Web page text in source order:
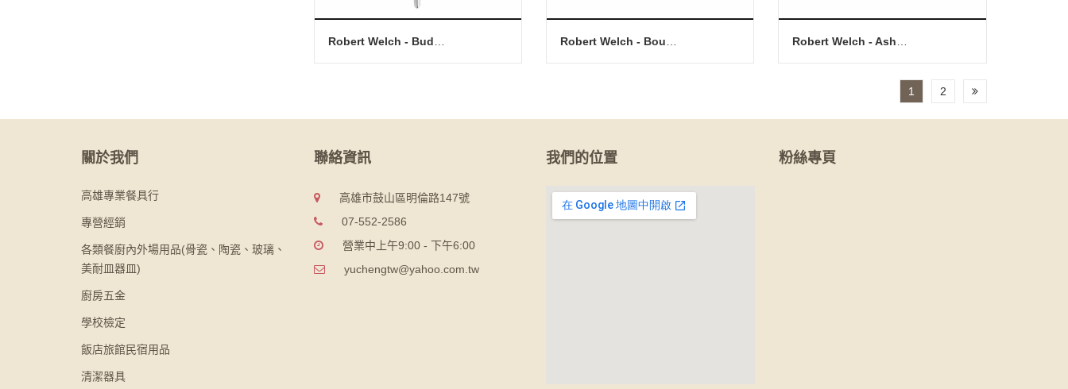
Robert Welch - Bud (BR) 點心匙 Robert Welch - Bourton (BR) 點心匙 Robert Welch - Ashbury (BR) 點心匙
1 2
關於我們
高雄專業餐具行
專營經銷
各類餐廚內外場用品(骨瓷、陶瓷、玻璃、
美耐皿器皿)
廚房五金
學校檢定
飯店旅館民宿用品
清潔器具
聯絡資訊
高雄市鼓山區明倫路147號
07-552-2586
營業中上午9:00 - 下午6:00
yuchengtw@yahoo.com.tw
我們的位置 粉絲專頁